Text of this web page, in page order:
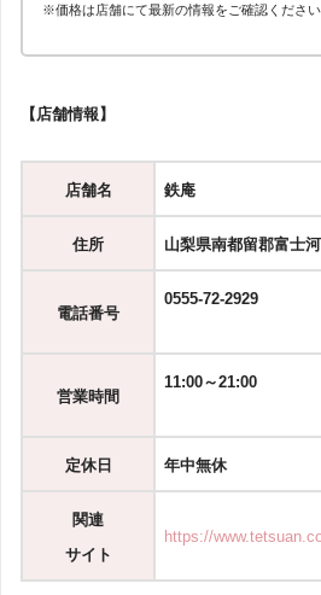
※価格は店舗にて最新の情報をご確認ください
【店舗情報】
店舗名 鉄庵
住所 山梨県南都留郡富士
電話番号
0555-72-2929
営業時間
11:00～21:00
定休日 年中無休
関連
サイト
https://